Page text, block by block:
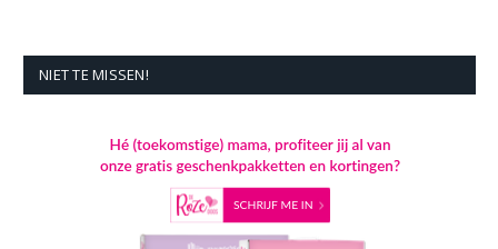
NIET TE MISSEN!